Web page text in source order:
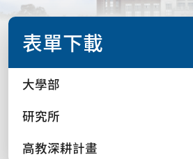
表單下載
大學部
研究所
高教深耕計畫